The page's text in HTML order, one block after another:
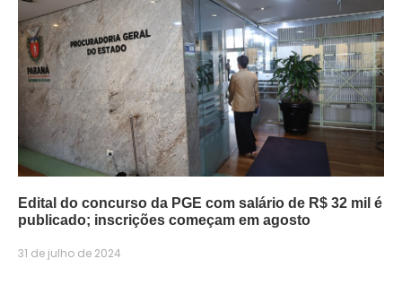
Edital do concurso da PGE com salário de R$ 32 mil é
publicado; inscrições começam em agosto
31 de julho de 2024